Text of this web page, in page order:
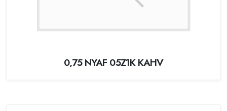
0,75 NYAF 05Z1K KAHV